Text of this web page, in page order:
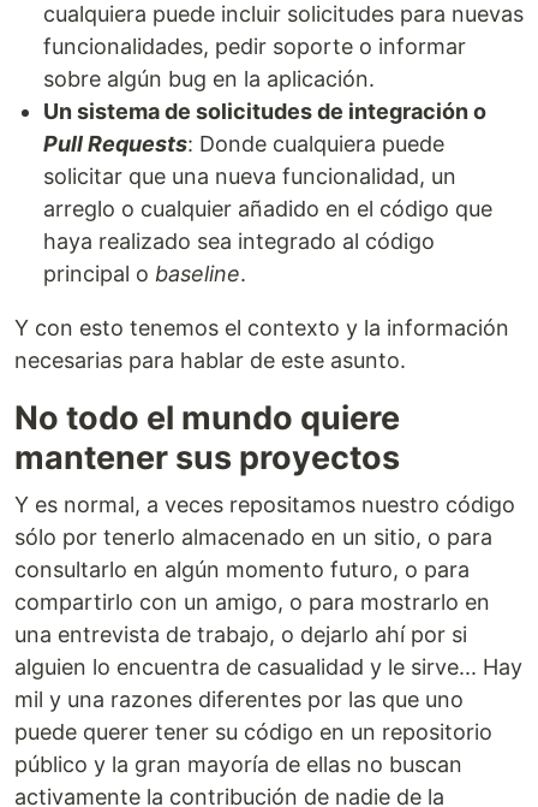
cualquiera puede incluir solicitudes para nuevas
funcionalidades, pedir soporte o informar
sobre algún bug en la aplicación.
Un sistema de solicitudes de integración o
Pull Requests: Donde cualquiera puede
solicitar que una nueva funcionalidad, un
arreglo o cualquier añadido en el código que
haya realizado sea integrado al código
principal o baseline.
Y con esto tenemos el contexto y la información
necesarias para hablar de este asunto.
No todo el mundo quiere
mantener sus proyectos
Y es normal, a veces repositamos nuestro código
sólo por tenerlo almacenado en un sitio, o para
consultarlo en algún momento futuro, o para
compartirlo con un amigo, o para mostrarlo en
una entrevista de trabajo, o dejarlo ahí por si
alguien lo encuentra de casualidad y le sirve... Hay
mil y una razones diferentes por las que uno
puede querer tener su código en un repositorio
público y la gran mayoría de ellas no buscan
activamente la contribución de nadie de la